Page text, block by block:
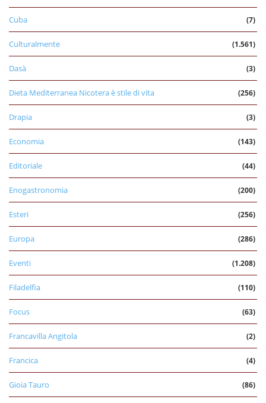
Cuba (7)
Culturalmente (1.561)
Dasà (3)
Dieta Mediterranea Nicotera è stile di vita (256)
Drapia (3)
Economia (143)
Editoriale (44)
Enogastronomia (200)
Esteri (256)
Europa (286)
Eventi (1.208)
Filadelfia (110)
Focus (63)
Francavilla Angitola (2)
Francica (4)
Gioia Tauro (86)